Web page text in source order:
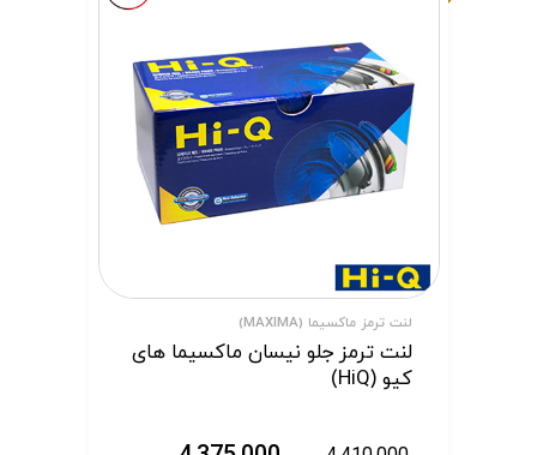
لنت ترمز ماکسیما (MAXIMA)
لنت ترمز جلو نیسان ماکسیما های
کیو (HiQ)